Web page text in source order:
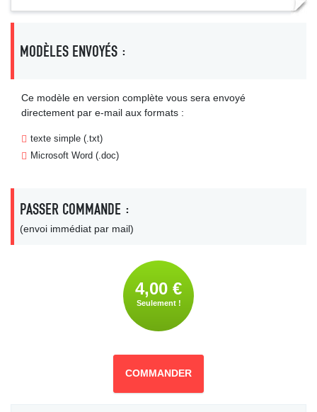
MODÈLES ENVOYÉS :
Ce modèle en version complète vous sera envoyé
directement par e-mail aux formats :
texte simple (.txt)
Microsoft Word (.doc)
PASSER COMMANDE :
(envoi immédiat par mail)
4,00 €
Seulement !
COMMANDER